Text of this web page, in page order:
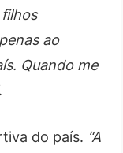
ao
Quando me
do país. “A